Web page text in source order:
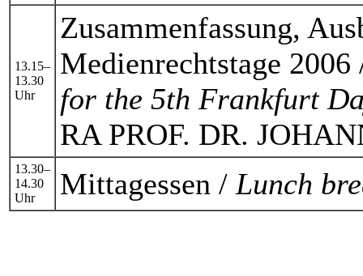
13.15–
13.30
Uhr
Zusammenfassung,
Medienrechtstage
for the 5th Frankfurt
RA PROF. DR.
13.30–
14.30
Uhr
Mittagessen / Lunch